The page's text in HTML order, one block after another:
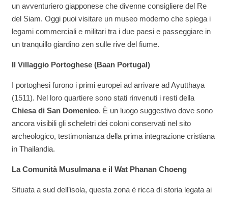
un avventuriero giapponese che divenne consigliere del Re
del Siam. Oggi puoi visitare un museo moderno che spiega i
legami commerciali e militari tra i due paesi e passeggiare in
un tranquillo giardino zen sulle rive del fiume.
Il Villaggio Portoghese (Baan Portugal)
I portoghesi furono i primi europei ad arrivare ad Ayutthaya
(1511). Nel loro quartiere sono stati rinvenuti i resti della
Chiesa di San Domenico. È un luogo suggestivo dove sono
ancora visibili gli scheletri dei coloni conservati nel sito
archeologico, testimonianza della prima integrazione cristiana
in Thailandia.
La Comunità Musulmana e il Wat Phanan Choeng
Situata a sud dell’isola, questa zona è ricca di storia legata ai